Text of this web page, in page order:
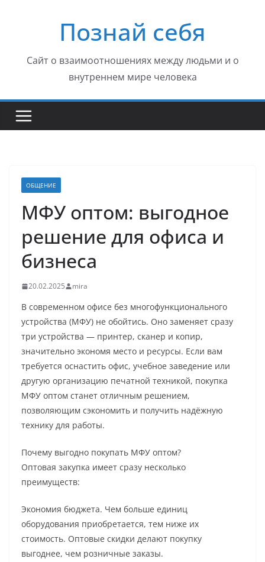
содержимомуПознай себя
Сайт о взаимоотношениях между людьми и о
внутреннем мире человека
ОБЩЕНИЕ
МФУ оптом: выгодное
решение для офиса и
бизнеса
20.02.2025 mira
В современном офисе без многофункционального
устройства (МФУ) не обойтись. Оно заменяет сразу
три устройства — принтер, сканер и копир,
значительно экономя место и ресурсы. Если вам
требуется оснастить офис, учебное заведение или
другую организацию печатной техникой, покупка
МФУ оптом станет отличным решением,
позволяющим сэкономить и получить надёжную
технику для работы.
Почему выгодно покупать МФУ оптом?
Оптовая закупка имеет сразу несколько
преимуществ:
Экономия бюджета. Чем больше единиц
оборудования приобретается, тем ниже их
стоимость. Оптовые скидки делают покупку
выгоднее, чем розничные заказы.